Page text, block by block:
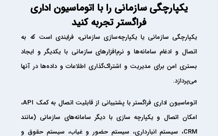
یکپارچگی سازمانی را با اتوماسیون اداری
فراگستر تجربه کنید
یکپارچگی سازمانی یا یکپارچه‌سازی سازمانی، فرایندی است که به
اتصال و ادغام سامانه‌ها و نرم‌افزارهای سازمانی با یکدیگر و ایجاد
بستری امن برای مدیریت و اشتراک‌گذاری اطلاعات و داده‌ها در آنها
می‌پردازد.
اتوماسیون اداری فراگستر با پشتیبانی از قابلیت اتصال به کمک API،
امکان اتصال و یکپارچه سازی با دیگر سامانه‌های سازمانی (مانند
CRM، سیستم انبارداری، سیستم حضور و غیاب، سیستم حقوق و